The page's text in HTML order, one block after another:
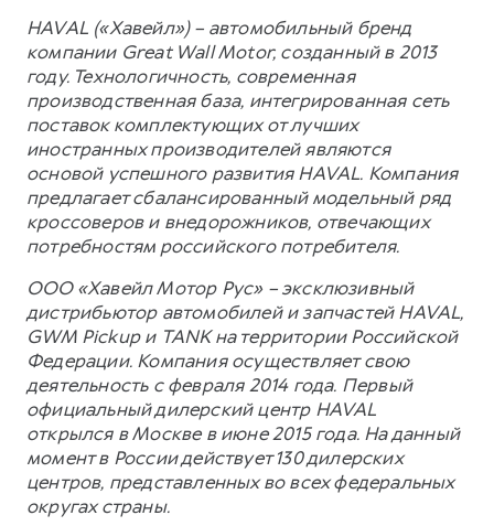
HAVAL («Хавейл») – автомобильный бренд
компании Great Wall Motor, созданный в 2013
году. Технологичность, современная
производственная база, интегрированная сеть
поставок комплектующих от лучших
иностранных производителей являются
основой успешного развития HAVAL. Компания
предлагает сбалансированный модельный ряд
кроссоверов и внедорожников, отвечающих
потребностям российского потребителя.
ООО «Хавейл Мотор Рус» – эксклюзивный
дистрибьютор автомобилей и запчастей HAVAL,
GWM Pickup и TANK на территории Российской
Федерации. Компания осуществляет свою
деятельность с февраля 2014 года. Первый
официальный дилерский центр HAVAL
открылся в Москве в июне 2015 года. На данный
момент в России действует 130 дилерских
центров, представленных во всех федеральных
округах страны.